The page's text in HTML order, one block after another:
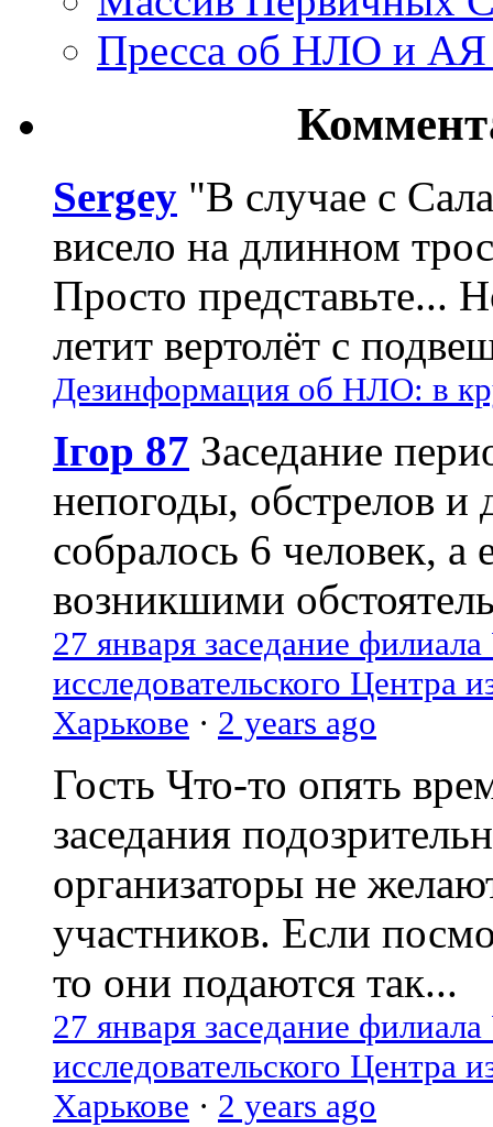
Пресса об НЛО и
Sergey "В случае с
висело на длинном
Просто представьте...
летит вертолёт с
Дезинформация об НЛО: в
Ігор 87 Заседание
непогоды, обстрелов и
собралось 6 человек, а
возникшими
27 января заседание
исследовательского Центра
Харькове · 2 years ago
Гость Что-то опять
заседания
организаторы не
участников. Если
то они подаются так...
27 января заседание
исследовательского Центра
Харькове · 2 years ago